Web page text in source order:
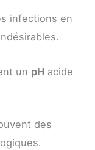
infections en
un pH acide
des